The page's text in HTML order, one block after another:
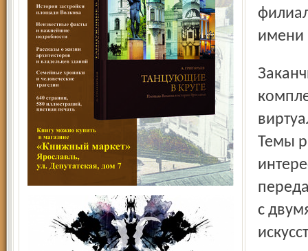
имени
Заканчивалась презентация в интерактивном классе
Темы
с